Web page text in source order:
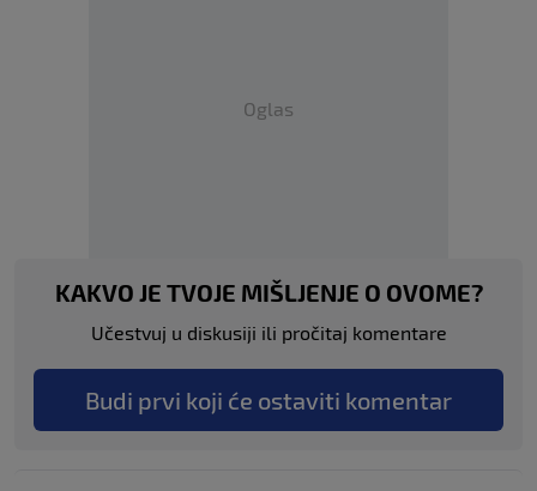
Oglas
KAKVO JE TVOJE MIŠLJENJE O OVOME?
Učestvuj u diskusiji ili pročitaj komentare
Budi prvi koji će ostaviti komentar